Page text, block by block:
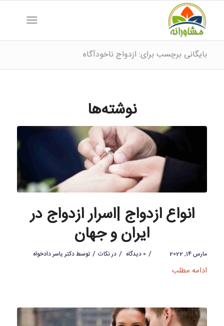
بایگانی برچسب برای: ازدواج ناخودآگاه
نوشته‌ها
انواع ازدواج |اسرار ازدواج در
ایران و جهان
مارس 14, 2022 / 0 دیدگاه / درنکات / توسطدکتر یاسر دادخواه
ادامه مطلب